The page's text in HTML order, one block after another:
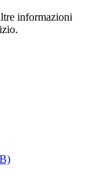
informazioni